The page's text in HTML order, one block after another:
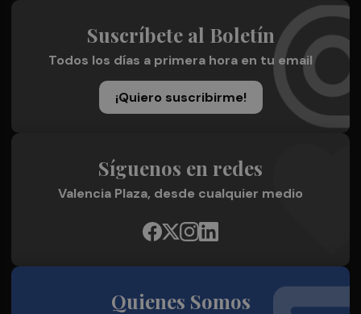
Suscríbete al Boletín
Todos los días a primera hora en tu email
¡Quiero suscribirme!
Síguenos en redes
Valencia Plaza, desde cualquier medio
Quienes Somos